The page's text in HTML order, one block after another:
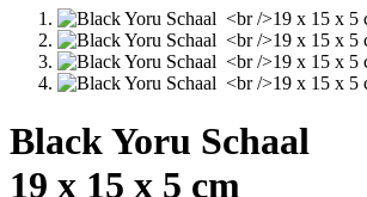
Black Yoru Schaal
19 x 15 x 5 cm